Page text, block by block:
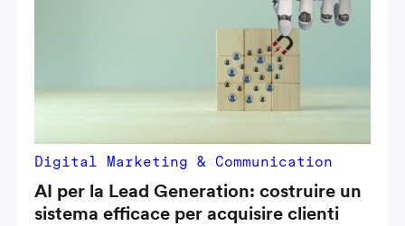
Digital Marketing & Communication
AI per la Lead Generation: costruire un
sistema efficace per acquisire clienti